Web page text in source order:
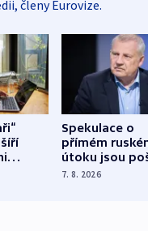
členy Eurovize.
Spekulace o
přímém
útoku jsou
míní estonský
7. 8. 2026